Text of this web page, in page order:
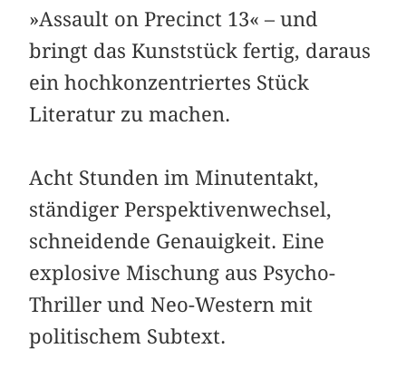
»Assault on Precinct 13« – und
bringt das Kunststück fertig, daraus
ein hochkonzentriertes Stück
Literatur zu machen.
Acht Stunden im Minutentakt,
ständiger Perspektivenwechsel,
schneidende Genauigkeit. Eine
explosive Mischung aus Psycho-
Thriller und Neo-Western mit
politischem Subtext.